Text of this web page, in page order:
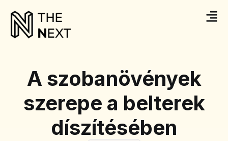
A szobanövények
szerepe a belterek
díszítésében